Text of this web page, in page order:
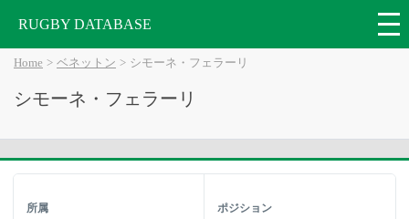
RUGBY DATABASE
Home ベネットン シモーネ・フェラーリ
シモーネ・フェラーリ
所属 ポジション